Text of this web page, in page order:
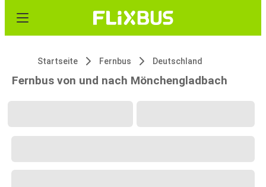
Startseite Fernbus Deutschland
Fernbus von und nach Mönchengladbach